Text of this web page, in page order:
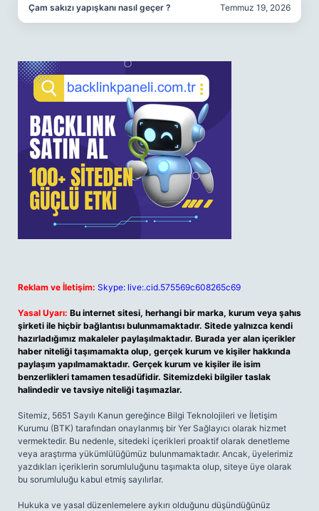
Çam sakızı yapışkanı nasıl geçer ? Temmuz 19, 2026
Reklam ve İletişim: Skype: live:.cid.575569c608265c69
Yasal Uyarı: Bu internet sitesi, herhangi bir marka, kurum veya şahıs
şirketi ile hiçbir bağlantısı bulunmamaktadır. Sitede yalnızca kendi
hazırladığımız makaleler paylaşılmaktadır. Burada yer alan içerikler
haber niteliği taşımamakta olup, gerçek kurum ve kişiler hakkında
paylaşım yapılmamaktadır. Gerçek kurum ve kişiler ile isim
benzerlikleri tamamen tesadüfidir. Sitemizdeki bilgiler taslak
halindedir ve tavsiye niteliği taşımazlar.
Sitemiz, 5651 Sayılı Kanun gereğince Bilgi Teknolojileri ve İletişim
Kurumu (BTK) tarafından onaylanmış bir Yer Sağlayıcı olarak hizmet
vermektedir. Bu nedenle, sitedeki içerikleri proaktif olarak denetleme
veya araştırma yükümlülüğümüz bulunmamaktadır. Ancak, üyelerimiz
yazdıkları içeriklerin sorumluluğunu taşımakta olup, siteye üye olarak
bu sorumluluğu kabul etmiş sayılırlar.
Hukuka ve yasal düzenlemelere aykırı olduğunu düşündüğünüz